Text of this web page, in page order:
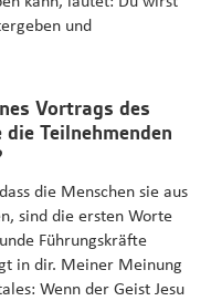
und
Vortrags des
Teilnehmenden
die Menschen sie aus
sind die ersten Worte
Führungskräfte
in dir. Meiner Meinung
Wenn der Geist Jesu